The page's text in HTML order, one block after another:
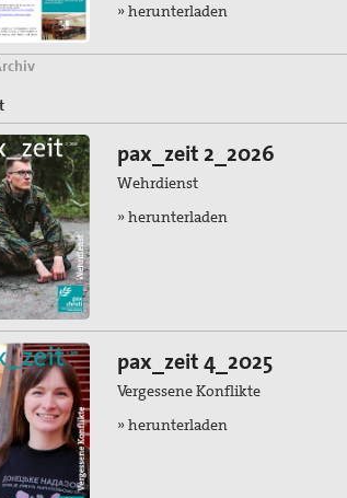
» herunterladen
pax_zeit 2_2026
Wehrdienst
» herunterladen
pax_zeit 4_2025
Vergessene Konflikte
» herunterladen